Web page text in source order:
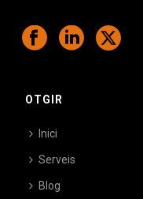
OTGIR
Inici
Serveis
Blog